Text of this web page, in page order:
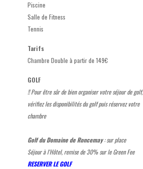
Piscine
Salle de Fitness
Tennis
Tarifs
Chambre Double à partir de 149€
GOLF
!! Pour être sûr de bien organiser votre séjour de golf,
vérifiez les disponibilités du golf puis réservez votre
chambre
Golf du Domaine de Roncemay: sur place
Séjour à l'Hôtel, remise de 30% sur le Green Fee
RESERVER LE GOLF